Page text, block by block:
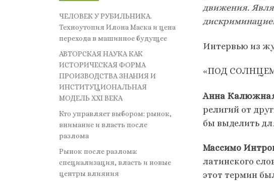
движения.
Интервью из
«ПОД
Анна
религий от
бы выделить
Массимо
латинского
этот термин
ЧЕЛОВЕК У РУБИЛЬНИКА.
Техноутопия Илона Маска и цена
перехода в машинное будущее
АВТОРСКАЯ НАУКА КАК
ИСТОРИЧЕСКАЯ ФОРМА
ПРОИЗВОДСТВА ЗНАНИЯ И
ИНСТИТУЦИОНАЛЬНАЯ
МОДЕЛЬ XXI ВЕКА
Кто управляет выбором: рынок,
внимание и власть после
разлома
Рынок после разлома:
специализация, власть и новые
центры влияния